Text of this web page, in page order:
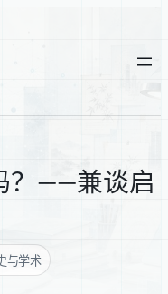
？——兼谈启
与学术